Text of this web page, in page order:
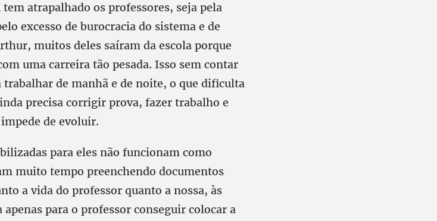
atrapalhado os professores, seja pela
excesso de burocracia do sistema e de
muitos deles saíram da escola porque
uma carreira tão pesada. Isso sem contar
de manhã e de noite, o que dificulta
precisa corrigir prova, fazer trabalho e
de evoluir.
para eles não funcionam como
muito tempo preenchendo documentos
a vida do professor quanto a nossa, às
para o professor conseguir colocar a